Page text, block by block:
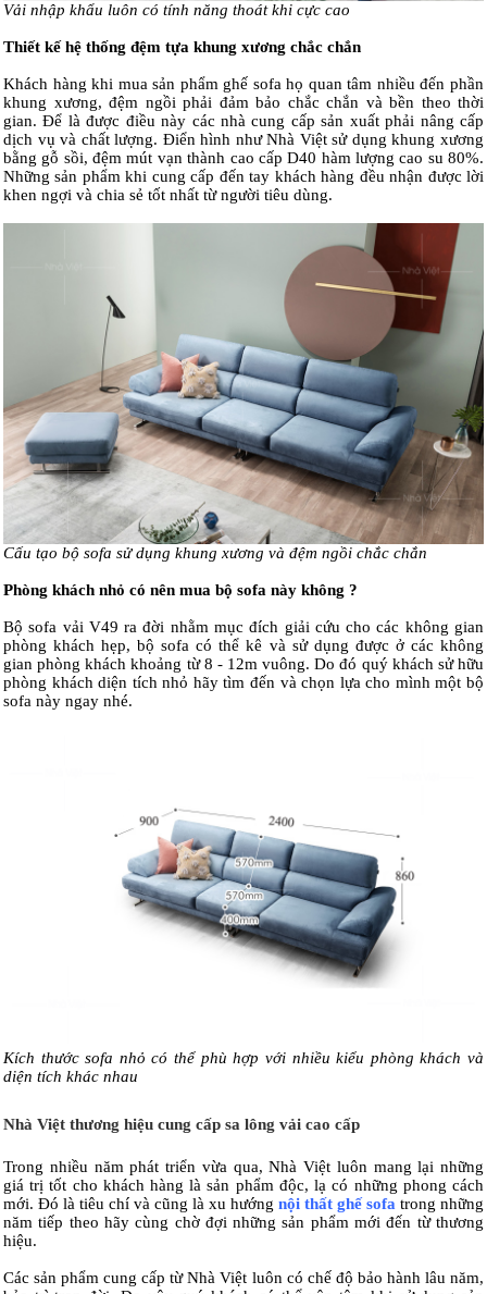
Vải nhập khẩu luôn có tính năng thoát khi cực cao
Thiết kế hệ thống đệm tựa khung xương chắc chắn
Khách hàng khi mua sản phẩm ghế sofa họ quan tâm nhiều đến phần
khung xương, đệm ngồi phải đảm bảo chắc chắn và bền theo thời
gian. Để là được điều này các nhà cung cấp sản xuất phải nâng cấp
dịch vụ và chất lượng. Điển hình như Nhà Việt sử dụng khung xương
bằng gỗ sồi, đệm mút vạn thành cao cấp D40 hàm lượng cao su 80%.
Những sản phẩm khi cung cấp đến tay khách hàng đều nhận được lời
khen ngợi và chia sẻ tốt nhất từ người tiêu dùng.
Cấu tạo bộ sofa sử dụng khung xương và đệm ngồi chắc chắn
Phòng khách nhỏ có nên mua bộ sofa này không ?
Bộ sofa vải V49 ra đời nhằm mục đích giải cứu cho các không gian
phòng khách hẹp, bộ sofa có thể kê và sử dụng được ở các không
gian phòng khách khoảng từ 8 - 12m vuông. Do đó quý khách sử hữu
phòng khách diện tích nhỏ hãy tìm đến và chọn lựa cho mình một bộ
sofa này ngay nhé.
Kích thước sofa nhỏ có thể phù hợp với nhiều kiểu phòng khách và
diện tích khác nhau
Nhà Việt thương hiệu cung cấp sa lông vải cao cấp
Trong nhiều năm phát triển vừa qua, Nhà Việt luôn mang lại những
giá trị tốt cho khách hàng là sản phẩm độc, lạ có những phong cách
mới. Đó là tiêu chí và cũng là xu hướng nội thất ghế sofa trong những
năm tiếp theo hãy cùng chờ đợi những sản phẩm mới đến từ thương
hiệu.
Các sản phẩm cung cấp từ Nhà Việt luôn có chế độ bảo hành lâu năm,